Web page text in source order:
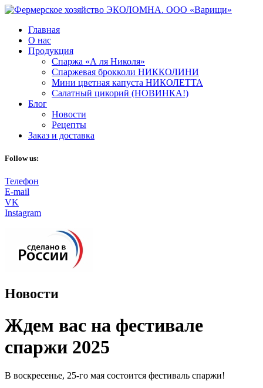
Главная
О нас
Продукция
Спаржа «А ля Николя»
Спаржевая брокколи НИККОЛИНИ
Мини цветная капуста НИКОЛЕТТА
Салатный цикорий (НОВИНКА!)
Блог
Новости
Рецепты
Заказ и доставка
Follow us:
Телефон
E-mail
VK
Instagram
Новости
Ждем вас на фестивале
спаржи 2025
В воскресенье, 25-го мая состоится фестиваль спаржи!